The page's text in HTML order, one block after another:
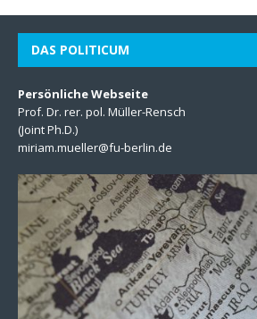
DAS POLITICUM
Persönliche Webseite
Prof. Dr. rer. pol. Müller-Rensch
(Joint Ph.D.)
miriam.mueller@fu-berlin.de